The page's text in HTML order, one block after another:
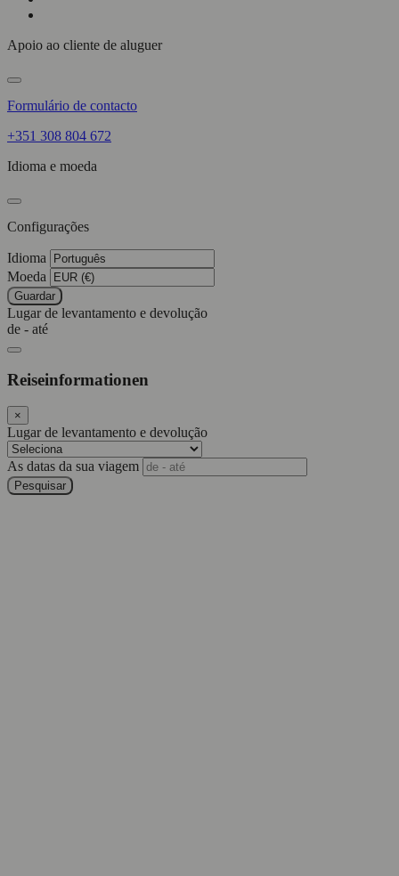
Apoio ao cliente de aluguer
Formulário de contacto
+351 308 804 672
Idioma e moeda
Configurações
Idioma
Moeda
Guardar
Lugar de levantamento e devolução
de - até
Reiseinformationen
×
Lugar de levantamento e devolução
As datas da sua viagem
Pesquisar